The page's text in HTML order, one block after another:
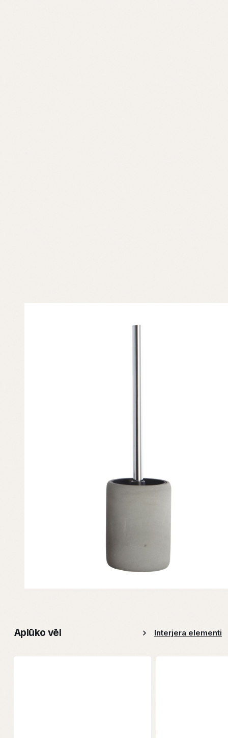
Aplūko vēl Interjera elementi